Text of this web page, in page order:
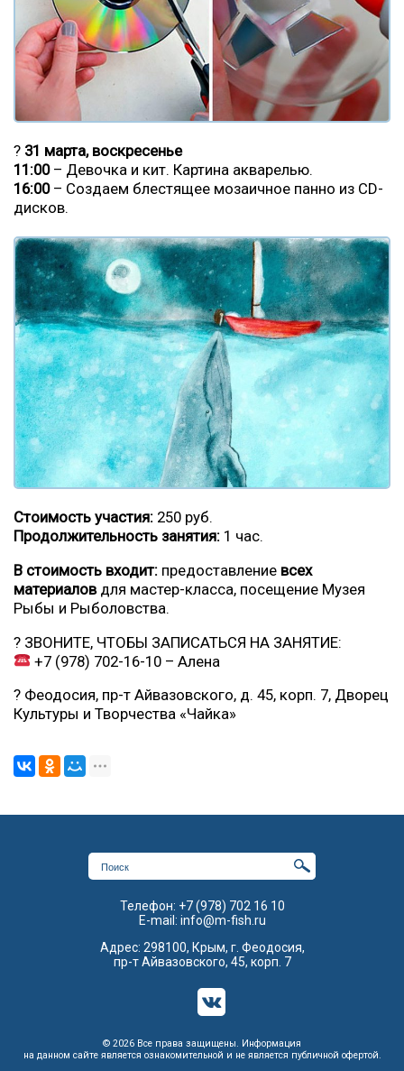
? 31 марта, воскресенье
11:00– Девочка и кит. Картина акварелью.
16:00– Создаем блестящее мозаичное панно из CD-
дисков.
Стоимость участия: 250 руб.
Продолжительность занятия: 1 час.
В стоимость входит: предоставление всех
материаловдля мастер-класса, посещение Музея
Рыбы и Рыболовства.
? ЗВОНИТЕ, ЧТОБЫ ЗАПИСАТЬСЯ НА ЗАНЯТИЕ:
+7 (978) 702-16-10 – Алена
? Феодосия, пр-т Айвазовского, д. 45, корп. 7, Дворец
Культуры и Творчества «Чайка»
Телефон: +7 (978) 702 16 10
E-mail: info@m-fish.ru
Адрес: 298100, Крым, г. Феодосия,
пр-т Айвазовского, 45, корп. 7
© 2026 Все права защищены. Информация
на данном сайте является ознакомительной и не является публичной офертой.